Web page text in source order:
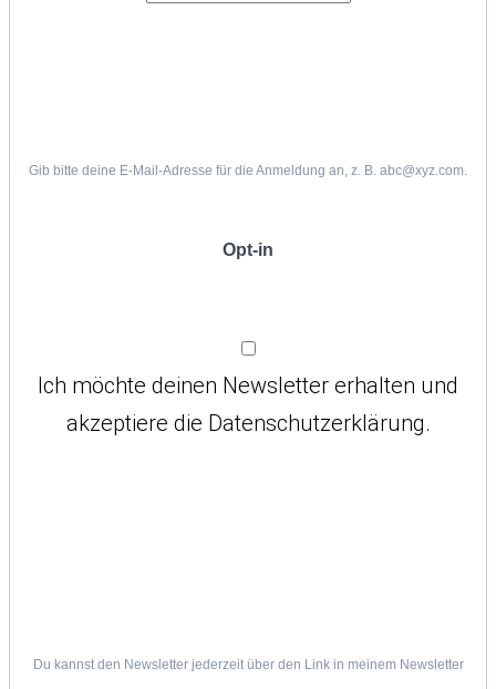
Gib bitte deine E-Mail-Adresse für die Anmeldung an, z. B. abc@xyz.com.
Opt-in
Ich möchte deinen Newsletter erhalten und
akzeptiere die Datenschutzerklärung.
Du kannst den Newsletter jederzeit über den Link in meinem Newsletter